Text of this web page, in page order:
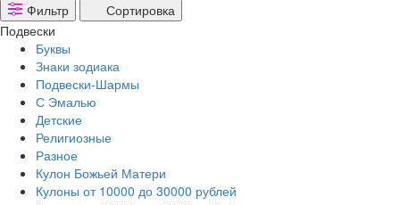
Фильтр
Сортировка
Подвески
Буквы
Знаки зодиака
Подвески-Шармы
С Эмалью
Детские
Религиозные
Разное
Кулон Божьей Матери
Кулоны от 10000 до 30000 рублей